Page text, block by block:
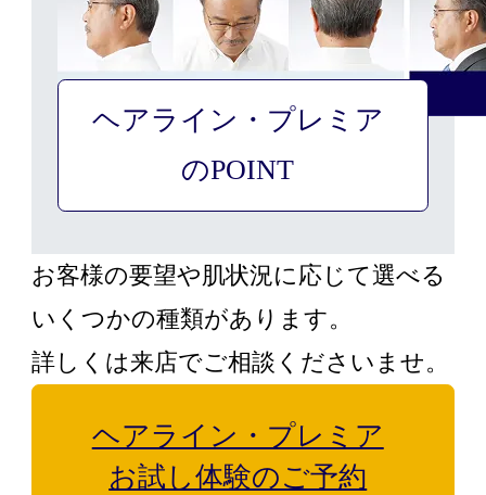
「プレミア」と呼べる
増毛テクノロジーの極み
①地肌が透き通るほど自然な生え
際
②簡単手軽なセルフメンテナンス
③増毛したまま24時間生活する、
という特殊技術
ヘアライン・プレミア
のPOINT
お客様の要望や肌状況に応じて選べる
いくつかの種類があります。
詳しくは来店でご相談くださいませ。
ヘアライン・プレミア
お試し体験のご予約